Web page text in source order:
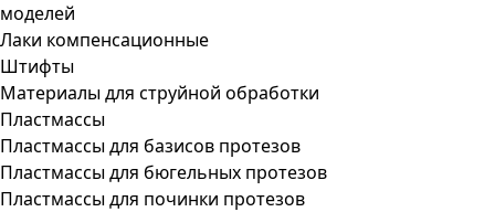
моделей
Лаки компенсационные
Штифты
Материалы для струйной обработки
Пластмассы
Пластмассы для базисов протезов
Пластмассы для бюгельных протезов
Пластмассы для починки протезов